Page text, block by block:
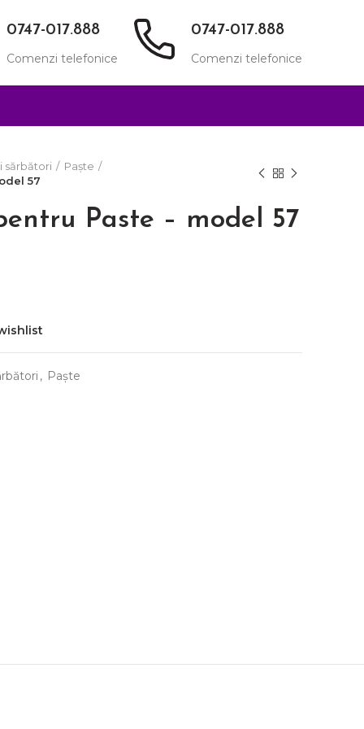
0747-017.888
Comenzi telefonice
0747-017.888
Comenzi telefonice
sărbători
Paște
57
Paste – model 57
, Paște